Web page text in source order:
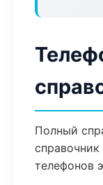
Полный
телефонов